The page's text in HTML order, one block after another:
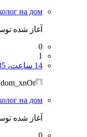
на дом
آغاز شده
0
1
14 ساعت، 35 دقیقه پیش
на дом
آغاز شده
0